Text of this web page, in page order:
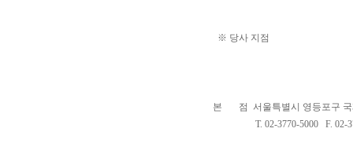
※ 당사 지점
본 점 서울특별시 영등포구 국
T. 02-3770-5000 F. 02-